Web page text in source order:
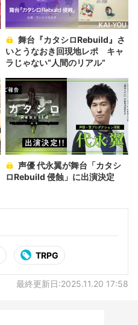
いとうなおき回現地レポ キャ
ラじゃない“人間のリアル”
ロRebuild 侵蝕」に出演決定
TRPG
最終更新日:2025.11.20 17:58